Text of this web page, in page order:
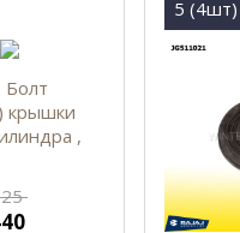
Болт
крышки
,
5 (4шт)